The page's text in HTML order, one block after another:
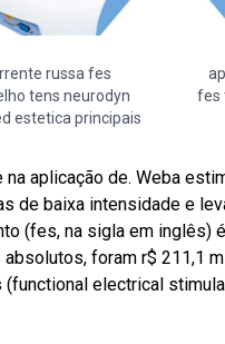
russa fes
tens neurodyn
estetica principais
fes
na aplicação de. Weba
de baixa intensidade e
(fes, na sigla em inglês)
absolutos, foram r$ 211,1
electrical